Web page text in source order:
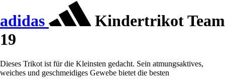
adidas
Kindertrikot Team
19
Dieses Trikot ist für die Kleinsten gedacht. Sein atmungsaktives,
weiches und geschmeidiges Gewebe bietet die besten